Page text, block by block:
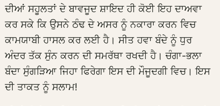
ਦੀਆਂ ਸਹੂਲਤਾਂ ਦੇ ਬਾਵਜੂਦ ਸ਼ਾਇਦ ਹੀ ਕੋਈ ਇਹ ਦਾਅਵਾ
ਕਰ ਸਕੇ ਕਿ ਉਸਨੇ ਠੰਢ ਦੇ ਅਸਰ ਨੂੰ ਨਕਾਰਾ ਕਰਨ ਵਿਚ
ਕਾਮਯਾਬੀ ਹਾਸਲ ਕਰ ਲਈ ਹੈ। ਸੀਤ ਹਵਾ ਬੰਦੇ ਨੂੰ ਧੁਰ
ਅੰਦਰ ਤੱਕ ਸੁੰਨ ਕਰਨ ਦੀ ਸਮਰੱਥਾ ਰਖਦੀ ਹੈ। ਚੰਗਾ-ਭਲਾ
ਬੰਦਾ ਸੁੰਗੜਿਆ ਜਿਹਾ ਫਿਰੇਗਾ ਇਸ ਦੀ ਮੌਜੂਦਗੀ ਵਿਚ। ਇਸ
ਦੀ ਤਾਕਤ ਨੂੰ ਸਲਾਮ!